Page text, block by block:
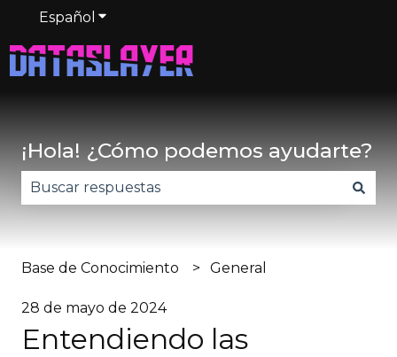
Español Traducciones de Mostrar submenú de
¡Hola! ¿Cómo podemos ayudarte?
Base de Conocimiento General
28 de mayo de 2024
Entendiendo las